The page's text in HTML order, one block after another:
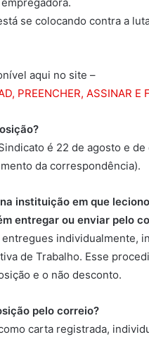
se colocando contra a
aqui no site –
PREENCHER, ASSINAR E
é 22 de agosto e
da correspondência).
instituição em que
entregar ou enviar pelo
individualmente,
de Trabalho. Esse
e o não desconto.
pelo correio?
carta registrada,